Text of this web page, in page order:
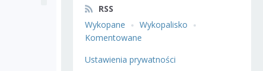
RSS
Wykopane
Wykopalisko
Komentowane
Ustawienia prywatności